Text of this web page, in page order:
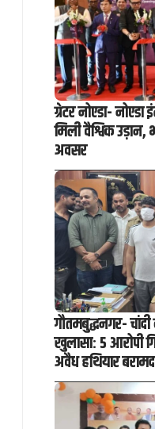
ग्रेटर नोएडा-
मिली वैश्विक
अवसर
गौतमबुद्धनगर-
खुलासा: 5 आरोपी
अवैध हथियार बरामद